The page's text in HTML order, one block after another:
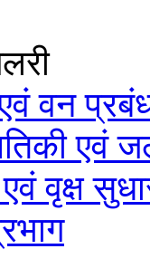
वन
एवं
वृक्ष